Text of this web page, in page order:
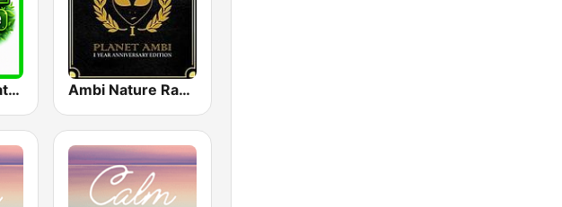
SATzentrale Nature Ambi Nature Radio